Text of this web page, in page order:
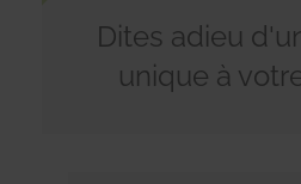
Dites adieu
unique à